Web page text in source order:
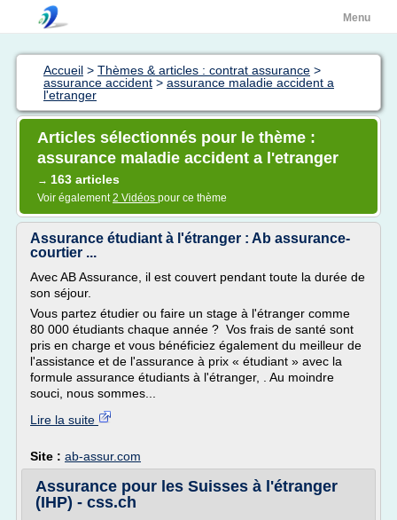
Menu
Accueil > Thèmes & articles : contrat assurance >
assurance accident > assurance maladie accident a
l'etranger
Articles sélectionnés pour le thème :
assurance maladie accident a l'etranger
→ 163 articles
Voir également2 Vidéos pour ce thème
Assurance étudiant à l'étranger : Ab assurance-
courtier ...
Avec AB Assurance, il est couvert pendant toute la durée de
son séjour.
Vous partez étudier ou faire un stage à l'étranger comme
80 000 étudiants chaque année ? Vos frais de santé sont
pris en charge et vous bénéficiez également du meilleur de
l'assistance et de l'assurance à prix « étudiant » avec la
formule assurance étudiants à l'étranger, . Au moindre
souci, nous sommes...
Lire la suite
Site : ab-assur.com
Assurance pour les Suisses à l'étranger
(IHP) - css.ch